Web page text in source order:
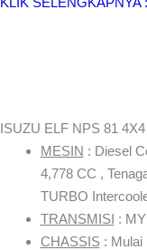
ISUZU ELF NPS 81
MESIN : Diesel
4,778 CC ,
TURBO
TRANSMISI :
CHASSIS: Mulai